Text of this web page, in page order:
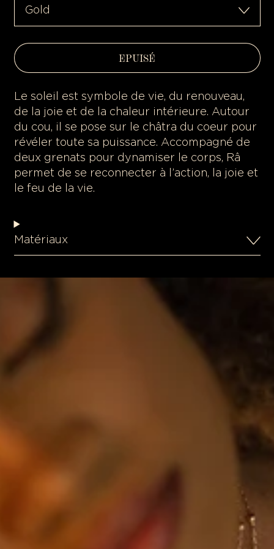
EPUISÉ
Le soleil est symbole de vie, du renouveau,
de la joie et de la chaleur intérieure. Autour
du cou, il se pose sur le châtra du coeur pour
révéler toute sa puissance. Accompagné de
deux grenats pour dynamiser le corps, Râ
permet de se reconnecter à l’action, la joie et
le feu de la vie.
Matériaux